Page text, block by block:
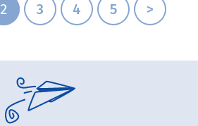
2 3 4 5 >